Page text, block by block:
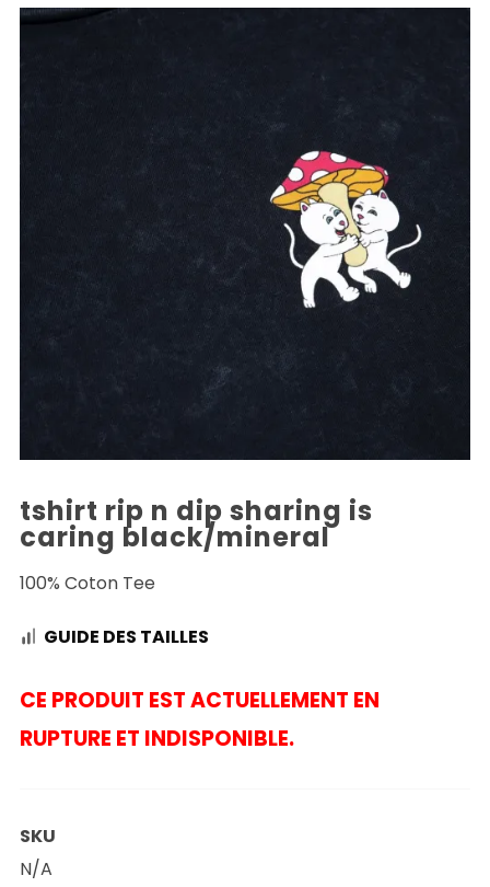
tshirt rip n dip sharing is
caring black/mineral
100% Coton Tee
GUIDE DES TAILLES
CE PRODUIT EST ACTUELLEMENT EN
RUPTURE ET INDISPONIBLE.
SKU
N/A